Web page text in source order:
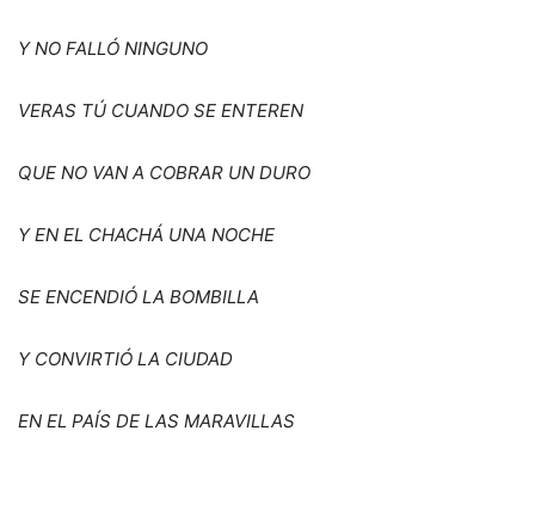
Y NO FALLÓ NINGUNO
VERAS TÚ CUANDO SE ENTEREN
QUE NO VAN A COBRAR UN DURO
Y EN EL CHACHÁ UNA NOCHE
SE ENCENDIÓ LA BOMBILLA
Y CONVIRTIÓ LA CIUDAD
EN EL PAÍS DE LAS MARAVILLAS